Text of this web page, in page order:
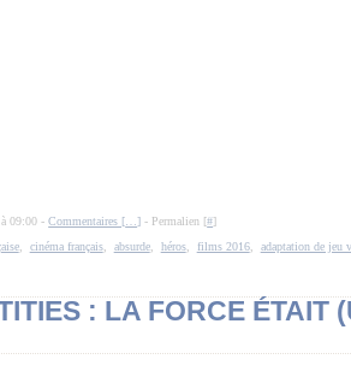
à 09:00 -Commentaires [ …] - Permalien [#]
, cinéma français, absurde, héros, films 2016, adaptation de jeu
: LA FORCE ÉTAIT